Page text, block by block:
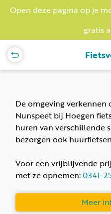
Open deze pagina op je
gratis
De omgeving verkennen
Nunspeet bij Hoegen
huren van verschillende
bezorgen ook
Voor een vrijblijvende
met ze opnemen:0341-
Meer